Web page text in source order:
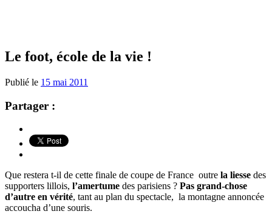
Le foot, école de la vie !
Publié le 15 mai 2011
Partager :
Que restera t-il de cette finale de coupe de France outre la liesse des
supporters lillois, l’amertume des parisiens ? Pas grand-chose
d’autre en vérité, tant au plan du spectacle, la montagne annoncée
accoucha d’une souris.